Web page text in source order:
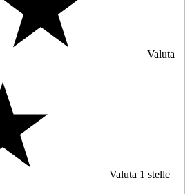
Valuta
Valuta 1 stelle